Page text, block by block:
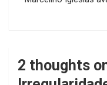
2 thoughts